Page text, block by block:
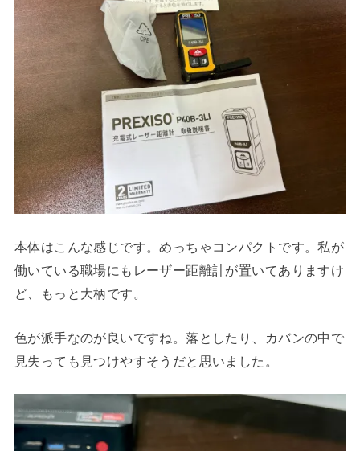
本体はこんな感じです。めっちゃコンパクトです。私が
働いている職場にもレーザー距離計が置いてありますけ
ど、もっと大柄です。
色が派手なのが良いですね。落としたり、カバンの中で
見失っても見つけやすそうだと思いました。